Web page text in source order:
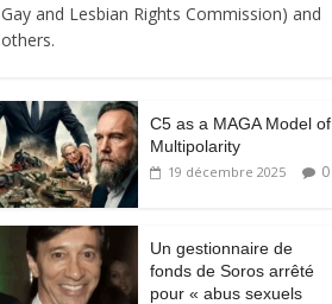
Gay and Lesbian Rights Commission) and
others.
C5 as a MAGA Model of
Multipolarity
19 décembre 2025 0
Un gestionnaire de
fonds de Soros arrêté
pour « abus sexuels